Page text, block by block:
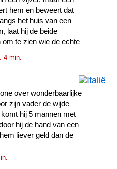
hem en beweert dat
het huis van een
laat hij de beide
om te zien wie de echte
4 min.
over wonderbaarlijke
zijn vader de wijde
hij 5 mannen met
hij de hand van een
liever geld dan de